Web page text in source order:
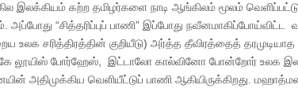
இலக்கியம் கற்ற தமிழர்களை நாடி ஆங்கிலம் மூலம்
“சித்தரிப்புப் பாணி” இப்போது நவீனமாகிப்போய்விட்ட
சரித்திரத்தின் குறியீடு) அர்த்த தீவிரத்தைத்
லூயிஸ் போர்ஹேஸ், இட்டாலோ கால்வினோ போன்றோர் உலக
அதிமுக்கிய வெளியீட்டுப் பாணி ஆகியிருக்கிறது.